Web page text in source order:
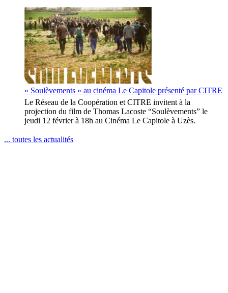
« Soulèvements » au cinéma Le Capitole présenté par CITRE
Le Réseau de la Coopération et CITRE invitent à la
projection du film de Thomas Lacoste “Soulèvements” le
jeudi 12 février à 18h au Cinéma Le Capitole à Uzès.
... toutes les actualités